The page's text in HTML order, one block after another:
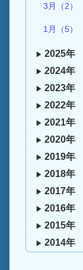
3月（2）
1月（5）
2025年
2024年
2023年
2022年
2021年
2020年
2019年
2018年
2017年
2016年
2015年
2014年